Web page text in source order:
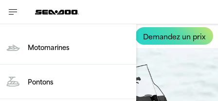
Motomarines
Pontons
Demandez un prix